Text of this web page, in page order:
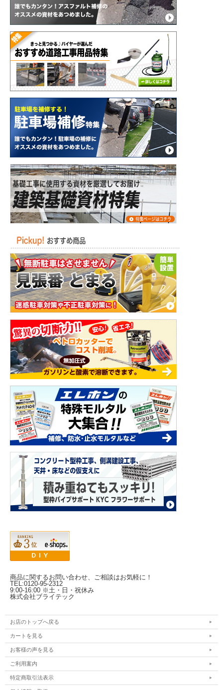
商品に関するお問い合わせ、ご相談はお気軽に！
TEL:0120-95-2312
9:00-16:00 ※土・日・祝休み
株式会社ブライテック
お店のトップへ戻る
カートを見る
お客様の声を見る
ご利用案内
特定商取引法表示